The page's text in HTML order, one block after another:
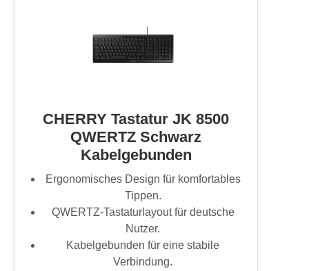
CHERRY Tastatur JK 8500
QWERTZ Schwarz
Kabelgebunden
Ergonomisches Design für komfortables
Tippen.
QWERTZ-Tastaturlayout für deutsche
Nutzer.
Kabelgebunden für eine stabile
Verbindung.